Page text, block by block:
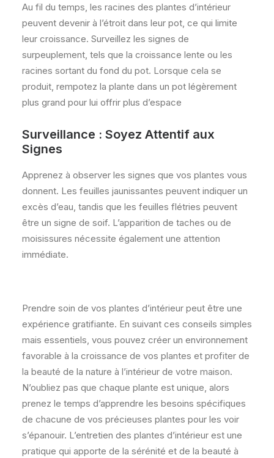
Au fil du temps, les racines des plantes d’intérieur
peuvent devenir à l’étroit dans leur pot, ce qui limite
leur croissance. Surveillez les signes de
surpeuplement, tels que la croissance lente ou les
racines sortant du fond du pot. Lorsque cela se
produit, rempotez la plante dans un pot légèrement
plus grand pour lui offrir plus d’espace
Surveillance : Soyez Attentif aux
Signes
Apprenez à observer les signes que vos plantes vous
donnent. Les feuilles jaunissantes peuvent indiquer un
excès d’eau, tandis que les feuilles flétries peuvent
être un signe de soif. L’apparition de taches ou de
moisissures nécessite également une attention
immédiate.
Prendre soin de vos plantes d’intérieur peut être une
expérience gratifiante. En suivant ces conseils simples
mais essentiels, vous pouvez créer un environnement
favorable à la croissance de vos plantes et profiter de
la beauté de la nature à l’intérieur de votre maison.
N’oubliez pas que chaque plante est unique, alors
prenez le temps d’apprendre les besoins spécifiques
de chacune de vos précieuses plantes pour les voir
s’épanouir. L’entretien des plantes d’intérieur est une
pratique qui apporte de la sérénité et de la beauté à